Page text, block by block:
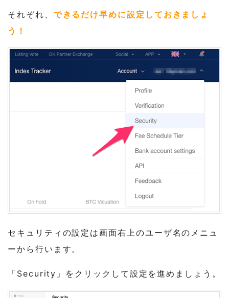
それぞれ、 できるだけ早めに設定しておきましょ
う！
セキュリティの設定は画面右上のユーザ名のメニュ
ーから行います。
「Security」をクリックして設定を進めましょう。